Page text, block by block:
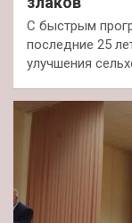
С быстрым
последние 25
улучшения